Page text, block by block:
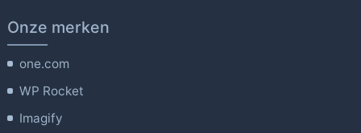
Onze merken
one.com
WP Rocket
Imagify